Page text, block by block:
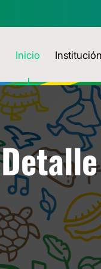
Inicio Institución